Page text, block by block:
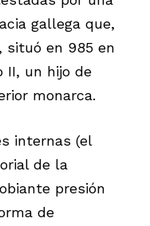
gallega que,
situó en 985 en
II, un hijo de
monarca.
internas (el
de la
presión
de